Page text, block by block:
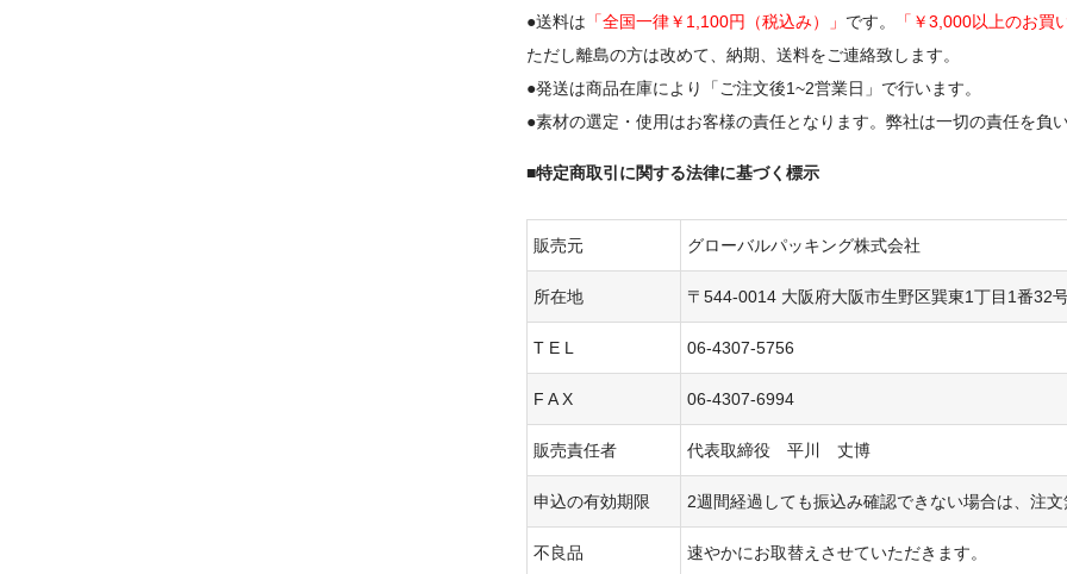
●送料は 「全国一律￥1,100円（税込み）」 です。
「￥3,000以上のお買
ただし離島の方は改めて、納期、送料をご連絡致します。
●発送は商品在庫により
「ご注文後1~2営業日」 で行います。
●素材の選定・使用はお客様の責任となります。弊社は一切の責任を負
■特定商取引に関する法律に基づく標示
販売元 グローバルパッキング株式会社
所在地 〒544-0014 大阪府大阪市生野区巽東1丁目1番32
T E L 06-4307-5756
F A X 06-4307-6994
販売責任者 代表取締役 平川 丈博
申込の有効期限 2週間経過しても振込み確認できない場合は、注
不良品 速やかにお取替えさせていただきます。